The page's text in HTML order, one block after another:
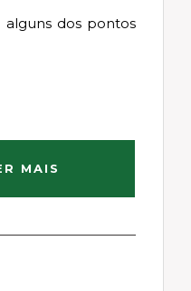
alguns dos pontos
MAIS